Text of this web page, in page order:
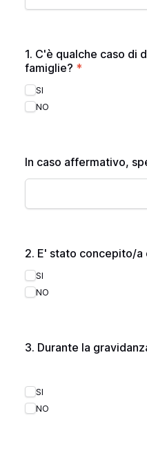
1. C'è qualche caso di
famiglie? *
SI
NO
In caso affermativo,
2. E' stato concepito/
SI
NO
3. Durante la
SI
NO